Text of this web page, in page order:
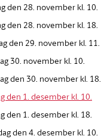
den 28. november kl. 10.
den 28. november kl. 18.
den 29. november kl. 11.
30. november kl. 10.
den 30. november kl. 18.
den 1. desember kl. 10.
den 1. desember kl. 18.
den 4. desember kl. 10.